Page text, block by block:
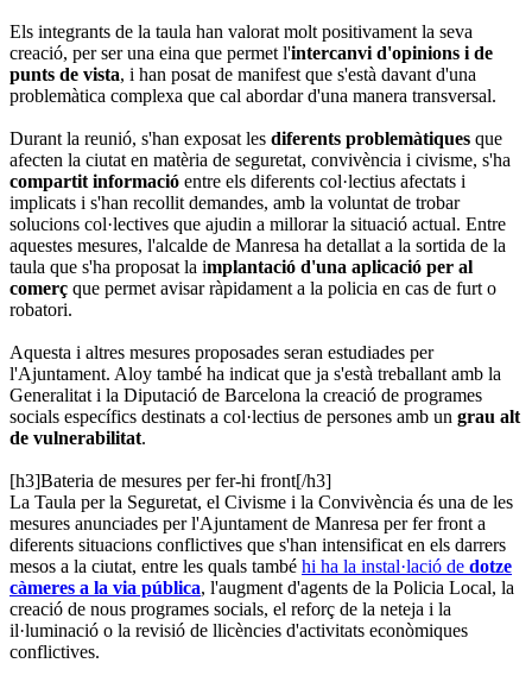
Els integrants de la taula han valorat molt positivament la seva
creació, per ser una eina que permet l'intercanvi d'opinions i de
punts de vista, i han posat de manifest que s'està davant d'una
problemàtica complexa que cal abordar d'una manera transversal.
Durant la reunió, s'han exposat les diferents problemàtiques que
afecten la ciutat en matèria de seguretat, convivència i civisme, s'ha
compartit informació entre els diferents col·lectius afectats i
implicats i s'han recollit demandes, amb la voluntat de trobar
solucions col·lectives que ajudin a millorar la situació actual. Entre
aquestes mesures, l'alcalde de Manresa ha detallat a la sortida de la
taula que s'ha proposat la implantació d'una aplicació per al
comerç que permet avisar ràpidament a la policia en cas de furt o
robatori.
Aquesta i altres mesures proposades seran estudiades per
l'Ajuntament. Aloy també ha indicat que ja s'està treballant amb la
Generalitat i la Diputació de Barcelona la creació de programes
socials específics destinats a col·lectius de persones amb un grau alt
de vulnerabilitat.
[h3]Bateria de mesures per fer-hi front[/h3]
La Taula per la Seguretat, el Civisme i la Convivència és una de les
mesures anunciades per l'Ajuntament de Manresa per fer front a
diferents situacions conflictives que s'han intensificat en els darrers
mesos a la ciutat, entre les quals també hi ha la instal·lació de dotze
càmeres a la via pública, l'augment d'agents de la Policia Local, la
creació de nous programes socials, el reforç de la neteja i la
il·luminació o la revisió de llicències d'activitats econòmiques
conflictives.